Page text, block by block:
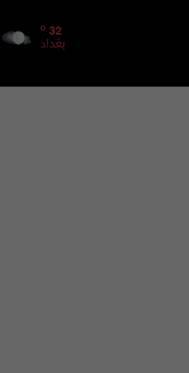
32
o
بغداد